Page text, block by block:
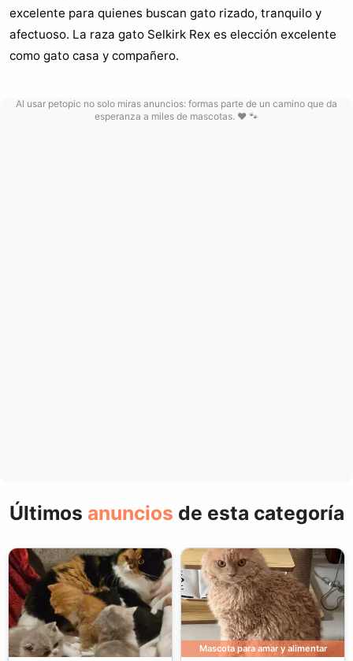
excelente para quienes buscan gato rizado, tranquilo y
afectuoso. La raza gato Selkirk Rex es elección excelente
como gato casa y compañero.
Al usar petopic no solo miras anuncios: formas parte de un camino que da
esperanza a miles de mascotas. ❤️ 🐾
Últimos anuncios de esta categoría
Mascota para amar y alimentar